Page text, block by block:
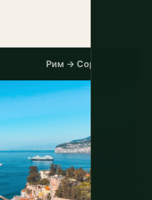
Рим → Сорренто